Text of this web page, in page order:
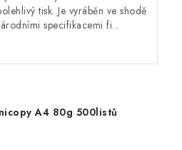
tisk. Je vyráběn ve shodě
specifikacemi fi...
A4 80g 500listů